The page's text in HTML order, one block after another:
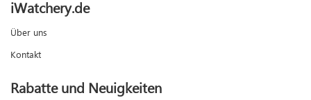
iWatchery.de
Über uns
Kontakt
Rabatte und Neuigkeiten